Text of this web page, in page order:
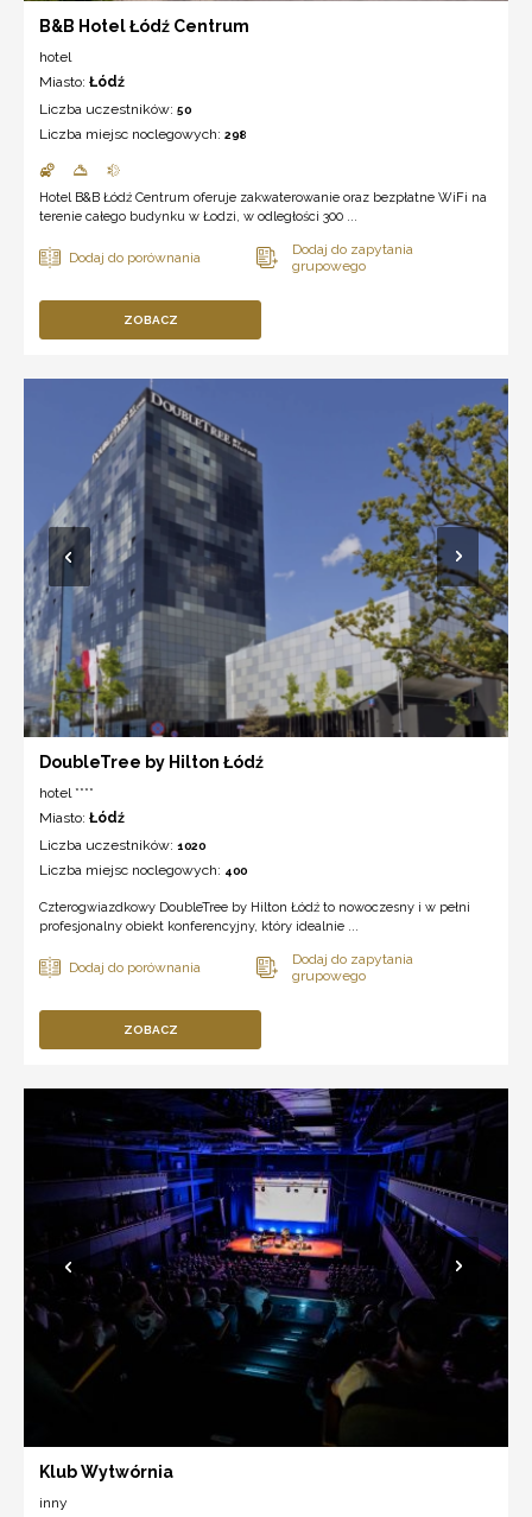
B&B Hotel Łódź Centrum
hotel
Miasto: Łódź
Liczba uczestników: 50
Liczba miejsc noclegowych: 298
Hotel B&B Łódź Centrum oferuje zakwaterowanie oraz bezpłatne WiFi na
terenie całego budynku w Łodzi, w odległości 300 ...
ZOBACZ
DoubleTree by Hilton Łódź
hotel ****
Miasto: Łódź
Liczba uczestników: 1020
Liczba miejsc noclegowych: 400
Czterogwiazdkowy DoubleTree by Hilton Łódź to nowoczesny i w pełni
profesjonalny obiekt konferencyjny, który idealnie ...
ZOBACZ
Klub Wytwórnia
inny